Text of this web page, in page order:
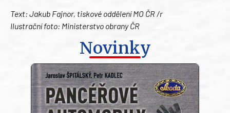
Text: Jakub Fajnor, tiskové oddělení MO ČR /r
Ilustrační foto: Ministerstvo obrany ČR
Novinky